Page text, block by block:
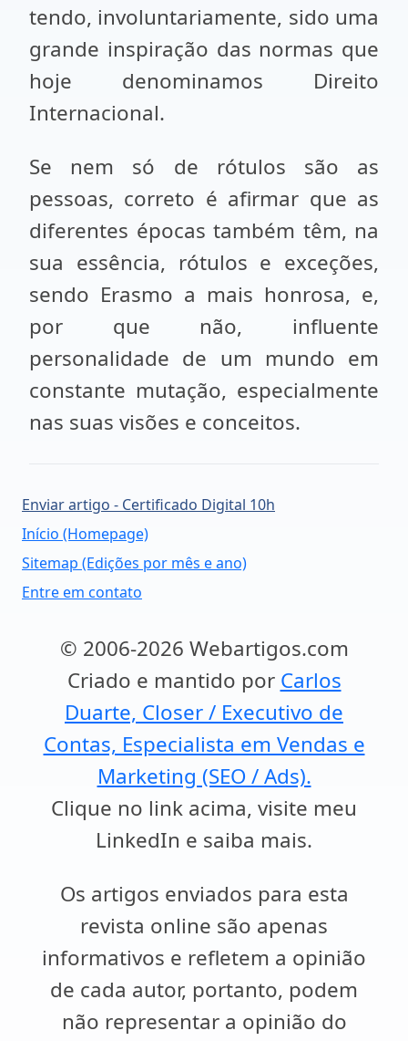
tendo, involuntariamente, sido uma
grande inspiração das normas que
hoje denominamos Direito
Internacional.
Se nem só de rótulos são as
pessoas, correto é afirmar que as
diferentes épocas também têm, na
sua essência, rótulos e exceções,
sendo Erasmo a mais honrosa, e,
por que não, influente
personalidade de um mundo em
constante mutação, especialmente
nas suas visões e conceitos.
Enviar artigo - Certificado Digital 10h
Início (Homepage)
Sitemap (Edições por mês e ano)
Entre em contato
© 2006-2026 Webartigos.com
Criado e mantido por Carlos
Duarte, Closer / Executivo de
Contas, Especialista em Vendas e
Marketing (SEO / Ads).
Clique no link acima, visite meu
LinkedIn e saiba mais.
Os artigos enviados para esta
revista online são apenas
informativos e refletem a opinião
de cada autor, portanto, podem
não representar a opinião do